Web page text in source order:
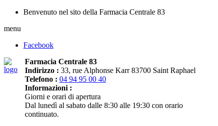
Benvenuto nel sito della Farmacia Centrale 83
menu
Facebook
Farmacia Centrale 83
Indirizzo : 33, rue Alphonse Karr 83700 Saint Raphael
Telefono : 04 94 95 00 40
Informazioni :
Giorni e orari di apertura
Dal lunedì al sabato dalle 8:30 alle 19:30 con orario
continuato.